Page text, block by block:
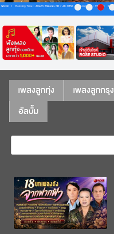
เพลงลูกทุ่ง เพลงลูกกรุง
อัลบั้ม